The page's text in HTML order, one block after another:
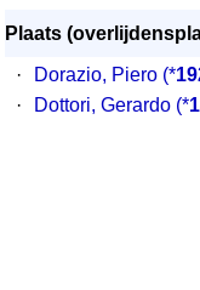
Plaats
·
Dorazio, Piero (*
·
Dottori, Gerardo (*